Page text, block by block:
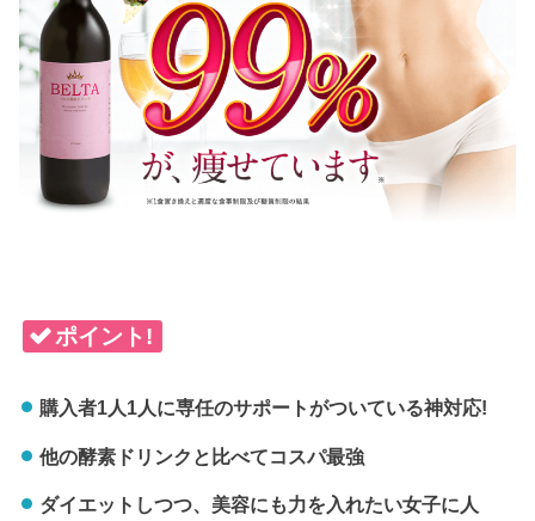
ポイント!
購入者1人1人に専任のサポートがついている神対応!
他の酵素ドリンクと比べてコスパ最強
ダイエットしつつ、美容にも力を入れたい女子に人